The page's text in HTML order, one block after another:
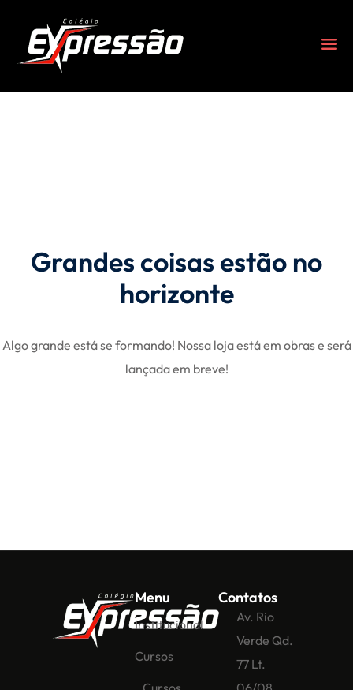
Grandes coisas estão no
horizonte
Algo grande está se formando! Nossa loja está em obras e será
lançada em breve!
Menu
Institucional
Cursos
Contatos
Av. Rio
Verde Qd.
77 Lt.